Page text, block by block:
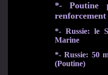
*- Poutine
renforcement
*- Russie: le
Marine
*- Russie: 50
(Poutine)